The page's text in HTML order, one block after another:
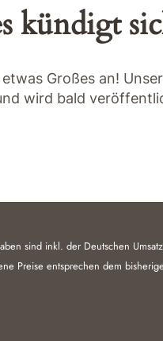
kündigt
Großes an!
wird bald
sind inkl. der Deutschen
Preise entsprechen dem